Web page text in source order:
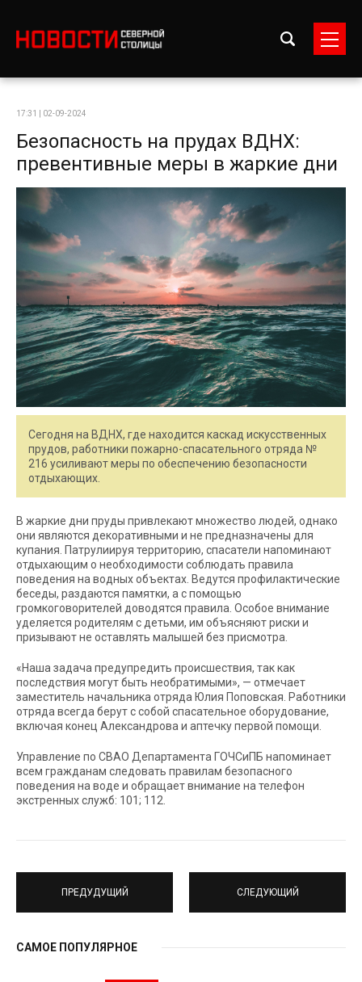
17:31 | 02-09-2024
Безопасность на прудах ВДНХ:
превентивные меры в жаркие дни
Сегодня на ВДНХ, где находится каскад искусственных
прудов, работники пожарно-спасательного отряда №
216 усиливают меры по обеспечению безопасности
отдыхающих.
В жаркие дни пруды привлекают множество людей, однако
они являются декоративными и не предназначены для
купания. Патрулиируя территорию, спасатели напоминают
отдыхающим о необходимости соблюдать правила
поведения на водных объектах. Ведутся профилактические
беседы, раздаются памятки, а с помощью
громкоговорителей доводятся правила. Особое внимание
уделяется родителям с детьми, им объясняют риски и
призывают не оставлять малышей без присмотра.
«Наша задача предупредить происшествия, так как
последствия могут быть необратимыми», — отмечает
заместитель начальника отряда Юлия Поповская. Работники
отряда всегда берут с собой спасательное оборудование,
включая конец Александрова и аптечку первой помощи.
Управление по СВАО Департамента ГОЧСиПБ напоминает
всем гражданам следовать правилам безопасного
поведения на воде и обращает внимание на телефон
экстренных служб: 101; 112.
ПРЕДУДУЩИЙ СЛЕДУЮЩИЙ
САМОЕ ПОПУЛЯРНОЕ